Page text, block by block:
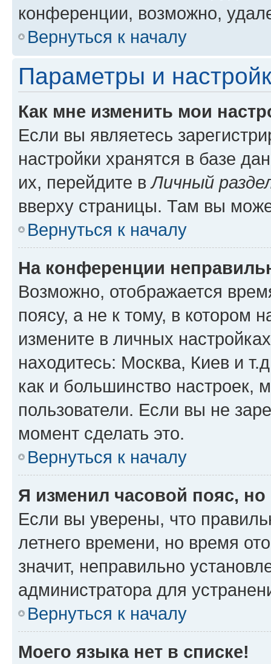
конференции, возможно,
Вернуться к началу
Параметры и
Как мне изменить мои
Если вы являетесь
настройки хранятся в базе
их, перейдите вЛичный
вверху страницы. Там вы
Вернуться к началу
На конференции
Возможно, отображается
поясу, а не к тому, в котором
измените в личных
находитесь: Москва, Киев и
как и большинство настроек,
пользователи. Если вы не
момент сделать это.
Вернуться к началу
Я изменил часовой пояс,
Если вы уверены, что
летнего времени, но время
значит, неправильно
администратора для
Вернуться к началу
Моего языка нет в списке!